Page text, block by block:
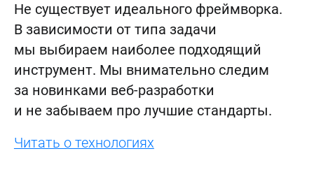
Не существует идеального фреймворка.
В зависимости от типа задачи
мы выбираем наиболее подходящий
инструмент. Мы внимательно следим
за новинками веб-разработки
и не забываем про лучшие стандарты.
Читать о технологиях